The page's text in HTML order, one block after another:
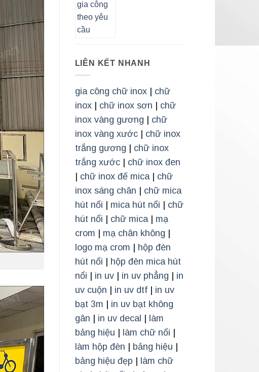
LIÊN KẾT NHANH
gia công chữ inox| chữ
inox| chữ inox sơn
chữ
inox vàng gương
chữ
inox vàng xước| chữ inox
trắng gương
chữ inox
trắng xước| chữ inox đen
chữ inox đế mica| chữ
inox sáng chân
chữ mica
hút nổi
mica hút nổi
chữ
hút nổi
chữ mica| mạ
crom
mạ chân không
logo mạ crom
hộp đèn
hút nổi
hộp đèn mica hút
nổi
in uv| in uv phẳng
in
uv cuộn
in uv dtf| in uv
bạt 3m
in uv bạt không
gân
in uv decal
làm
bảng hiệu
làm chữ nổi
làm hộp đèn
bảng hiệu
bảng hiệu đẹp
làm chữ